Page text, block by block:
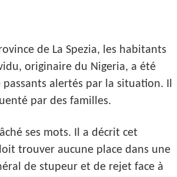
de La Spezia, les habitants
originaire du Nigeria, a été
alertés par la situation. Il
par des familles.
ses mots. Il a décrit cet
trouver aucune place dans une
de stupeur et de rejet face à